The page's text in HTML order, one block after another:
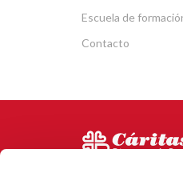
Escuela de
Contacto
Via